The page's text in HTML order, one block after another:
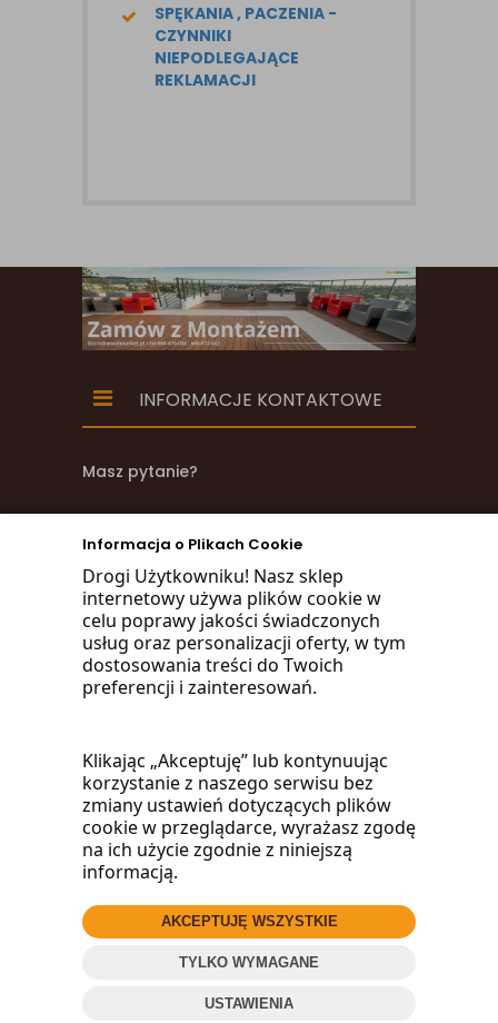
Informacja o Plikach Cookie
Drogi Użytkowniku! Nasz sklep
internetowy używa plików cookie w
celu poprawy jakości świadczonych
usług oraz personalizacji oferty, w tym
dostosowania treści do Twoich
preferencji i zainteresowań.
Klikając „Akceptuję” lub kontynuując
korzystanie z naszego serwisu bez
zmiany ustawień dotyczących plików
cookie w przeglądarce, wyrażasz zgodę
na ich użycie zgodnie z niniejszą
informacją.
AKCEPTUJĘ WSZYSTKIE
TYLKO WYMAGANE
USTAWIENIA
SPĘKANIA , PACZENIA -
CZYNNIKI
NIEPODLEGAJĄCE
REKLAMACJI
INFORMACJE KONTAKTOWE
Masz pytanie?
zadzwoń
668 470 038
660 072 042
lub napisz:
biuro@woodmarket.pl
Facebook
Market.pl